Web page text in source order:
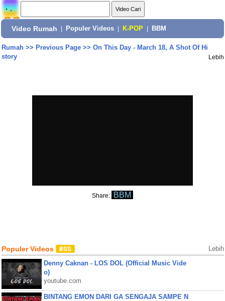
Video Rumah Populer Videos K-POP BBM
Rumah>> Previous Page>> On This Day - March 18, A Shot Of Hi
story
Lebih
Share: BBM
Populer Videos Lebih
Denny Caknan - LOS DOL (Official Music Vide
o)
youtube.com
BINTANG EMON DARI GA SENGAJA SAMPE N